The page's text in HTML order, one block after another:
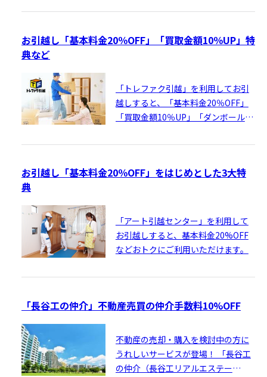
お引越し「基本料金20％OFF」「買取金額10％UP」特
典など
「トレファク引越」を利用してお引
越しすると、「基本料金20％OFF」
「買取金額10％UP」「ダンボール等
ただけます。
お引越し「基本料金20％OFF」をはじめとした3大特
典
「アート引越センター」を利用して
お引越しすると、基本料金20%OFF
などおトクにご利用いただけます。
「長谷工の仲介」不動産売買の仲介手数料10%OFF
不動産の売却・購入を検討中の方に
うれしいサービスが登場！ 「長谷工
の仲介（長谷工リアルエステー